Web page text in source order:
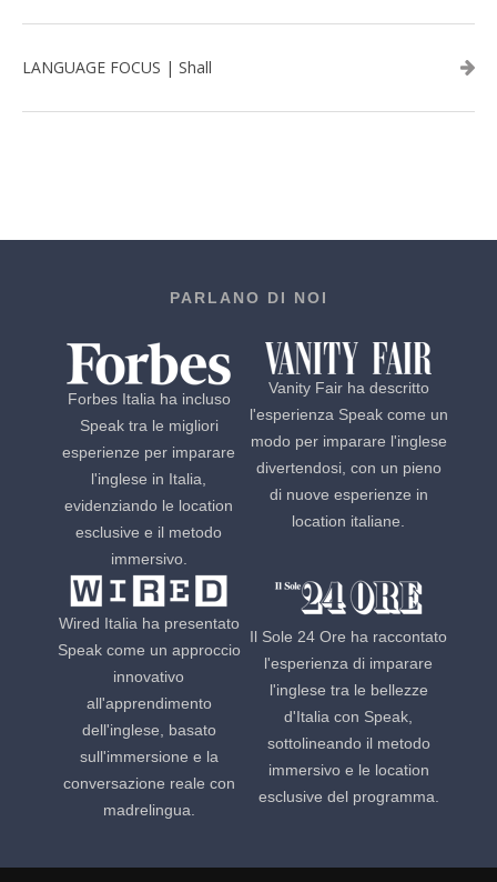
LANGUAGE FOCUS | Shall
PARLANO DI NOI
Forbes Italia ha incluso
Speak tra le migliori
esperienze per imparare
l'inglese in Italia,
evidenziando le location
esclusive e il metodo
immersivo.
Vanity Fair ha descritto
l'esperienza Speak come un
modo per imparare l'inglese
divertendosi, con un pieno
di nuove esperienze in
location italiane.
Wired Italia ha presentato
Speak come un approccio
innovativo
all'apprendimento
dell'inglese, basato
sull'immersione e la
conversazione reale con
madrelingua.
Il Sole 24 Ore ha raccontato
l'esperienza di imparare
l'inglese tra le bellezze
d'Italia con Speak,
sottolineando il metodo
immersivo e le location
esclusive del programma.